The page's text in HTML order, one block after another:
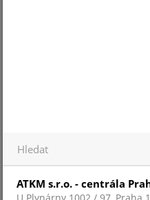
INT.
ATKM s.r.o. - centrála